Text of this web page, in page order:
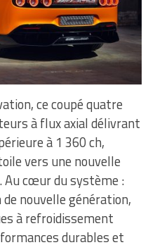
ce coupé quatre
à flux axial délivrant
à 1 360 ch,
vers une nouvelle
Au cœur du système :
nouvelle génération,
à refroidissement
durables et